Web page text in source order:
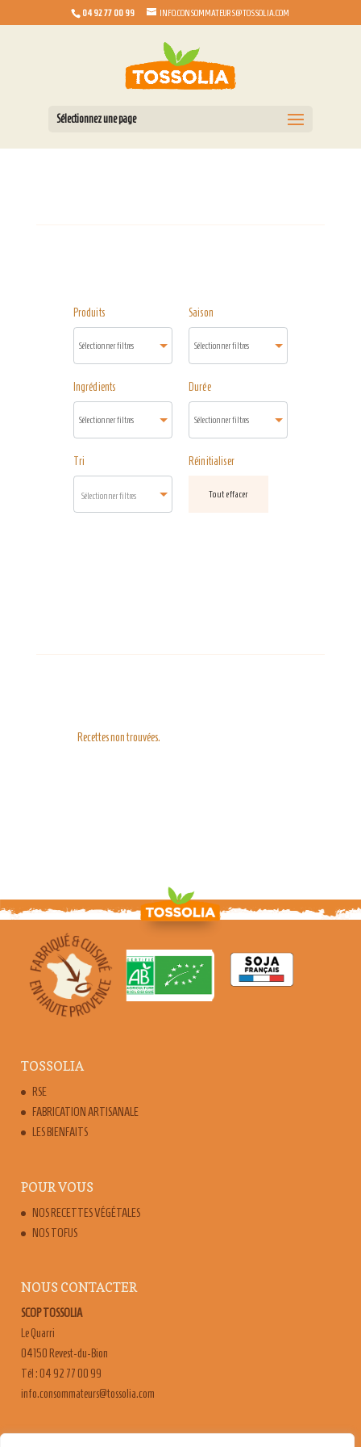
04 92 77 00 99 INFO.CONSOMMATEURS@TOSSOLIA.COM
Sélectionnez une page
Produits Saison
Ingrédients Durée
Tri
Sélectionner filtres
Réinitialiser
Tout effacer
Recettes non trouvées.
TOSSOLIA
RSE
FABRICATION ARTISANALE
LES BIENFAITS
POUR VOUS
NOS RECETTES VÉGÉTALES
NOS TOFUS
NOUS CONTACTER
SCOP TOSSOLIA
Le Quarri
04150 Revest-du-Bion
Tél : 04 92 77 00 99
moc.ailossot@sruetammosnoc.ofni